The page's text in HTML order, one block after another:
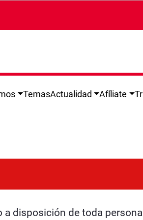
TemasActualidad Afíliate
disposición de toda